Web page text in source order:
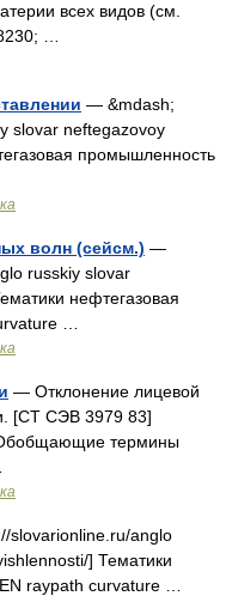
всех видов (см.
…
— &mdash;
slovar neftegazovoy
промышленность
волн (сейсм.) —
russkiy slovar
нефтегазовая
…
— Отклонение лицевой
[СТ СЭВ 3979 83]
Обобщающие термины
slovarionline.ru/anglo
] Тематики
raypath curvature …